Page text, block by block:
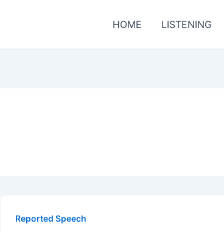
HOME LISTENING
Reported Speech